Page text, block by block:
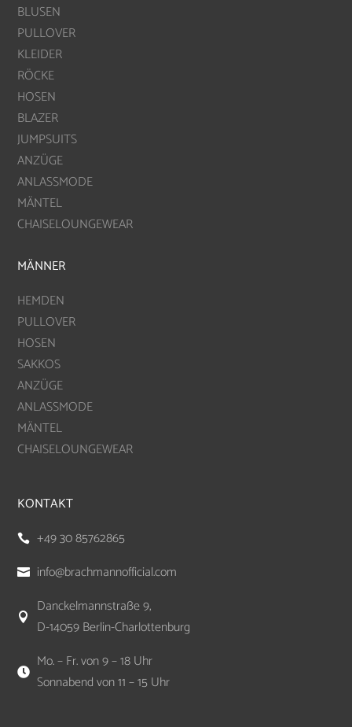
BLUSEN
PULLOVER
KLEIDER
RÖCKE
HOSEN
BLAZER
JUMPSUITS
ANZÜGE
ANLASSMODE
MÄNTEL
CHAISELOUNGEWEAR
MÄNNER
HEMDEN
PULLOVER
HOSEN
SAKKOS
ANZÜGE
ANLASSMODE
MÄNTEL
CHAISELOUNGEWEAR
KONTAKT
 +49 30 85762865
 info@brachmannofficial.com

Danckelmannstraße 9,
D-14059 Berlin-Charlottenburg

Mo. – Fr. von 9 – 18 Uhr
Sonnabend von 11 – 15 Uhr